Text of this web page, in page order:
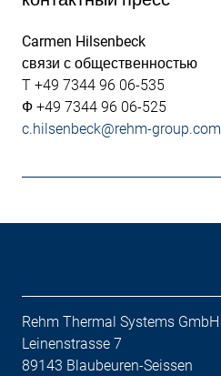
Carmen Hilsenbeck
связи с общественностью
T +49 7344 96 06-535
Ф +49 7344 96 06-525
c.hilsenbeck@rehm-group.com
Rehm Thermal Systems GmbH
Leinenstrasse 7
89143 Blaubeuren-Seissen